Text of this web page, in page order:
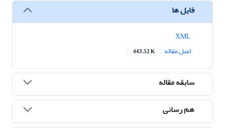
فایل ها
اصل مقاله
443.52 K
سابقه مقاله
هم رسانی